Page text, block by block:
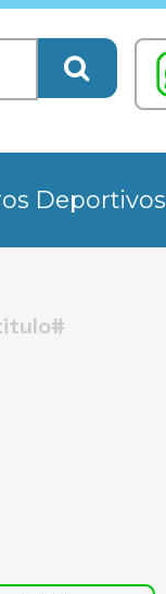
Deportivos